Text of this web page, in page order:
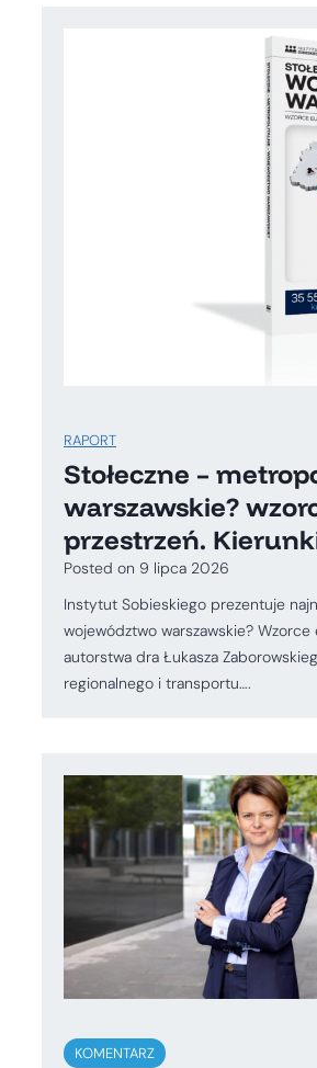
RAPORT
Stołeczne –
warszawskie?
przestrzeń.
Posted on 9 lipca 2026
Instytut Sobieskiego prezentuje
województwo warszawskie?
autorstwa dra Łukasza
regionalnego i transportu….
KOMENTARZ